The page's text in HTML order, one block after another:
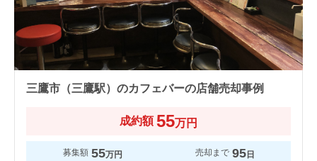
三鷹市（三鷹駅）のカフェバーの店舗売却事例
成約額 55万円
募集額 55万円 売却まで 95日